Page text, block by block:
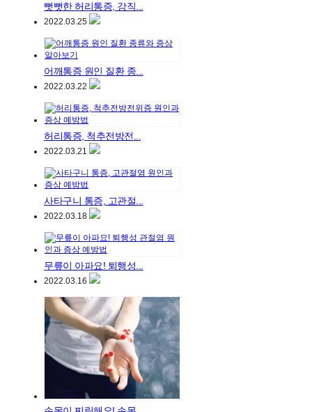
뻣뻣한 허리통증, 강직...
2022.03.25
어깨통증 원인 질환 종...
2022.03.22
허리통증, 척추전방전...
2022.03.21
사타구니 통증, 고관절...
2022.03.18
무릎이 아파요! 퇴행성...
2022.03.16